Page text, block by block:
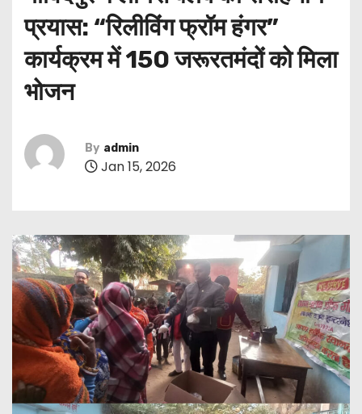
प्रयास: “रिलीविंग फ्रॉम हंगर”
कार्यक्रम में 150 जरूरतमंदों को मिला
भोजन
By admin
Jan 15, 2026